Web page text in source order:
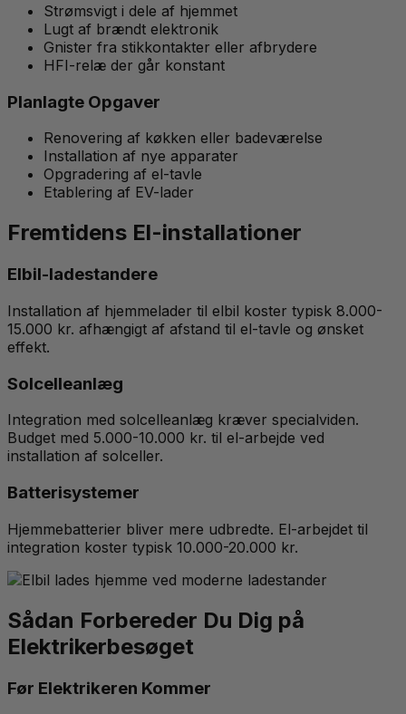
Strømsvigt i dele af hjemmet
Lugt af brændt elektronik
Gnister fra stikkontakter eller afbrydere
HFI-relæ der går konstant
Planlagte Opgaver
Renovering af køkken eller badeværelse
Installation af nye apparater
Opgradering af el-tavle
Etablering af EV-lader
Fremtidens El-installationer
Elbil-ladestandere
Installation af hjemmelader til elbil koster typisk 8.000-
15.000 kr. afhængigt af afstand til el-tavle og ønsket
effekt.
Solcelleanlæg
Integration med solcelleanlæg kræver specialviden.
Budget med 5.000-10.000 kr. til el-arbejde ved
installation af solceller.
Batterisystemer
Hjemmebatterier bliver mere udbredte. El-arbejdet til
integration koster typisk 10.000-20.000 kr.
Sådan Forbereder Du Dig på
Elektrikerbesøget
Før Elektrikeren Kommer